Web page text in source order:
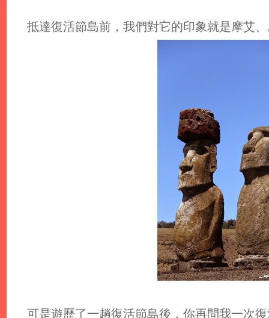
抵達復活節島前，我們對它的印象就是摩艾
可是遊歷了一趟復活節島後，你再問我一次